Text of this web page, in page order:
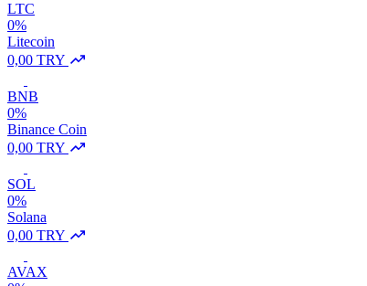
LTC
0%
Litecoin
0,00 TRY
BNB
0%
Binance Coin
0,00 TRY
SOL
0%
Solana
0,00 TRY
AVAX